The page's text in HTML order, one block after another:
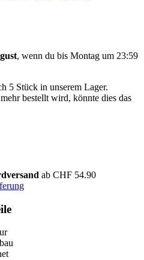
, wenn du bis Montag um 23:59
5 Stück in unserem Lager.
bestellt wird, könnte dies das
ab CHF 54.90